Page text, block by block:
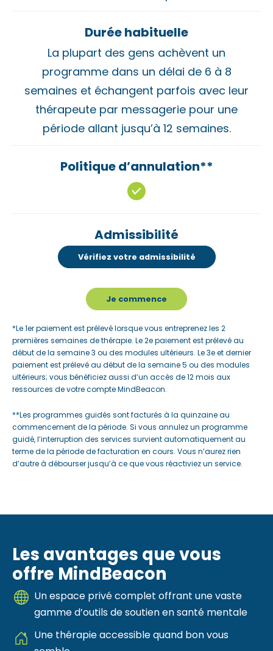
Durée habituelle
La plupart des gens achèvent un
programme dans un délai de 6 à 8
semaines et échangent parfois avec leur
thérapeute par messagerie pour une
période allant jusqu’à 12 semaines.
Politique d’annulation**
Admissibilité
Vérifiez votre admissibilité
Je commence
*Le 1er paiement est prélevé lorsque vous entreprenez les 2
premières semaines de thérapie. Le 2e paiement est prélevé au
début de la semaine 3 ou des modules ultérieurs. Le 3e et dernier
paiement est prélevé au début de la semaine 5 ou des modules
ultérieurs; vous bénéficiez aussi d’un accès de 12 mois aux
ressources de votre compte MindBeacon.
**Les programmes guidés sont facturés à la quinzaine au
commencement de la période. Si vous annulez un programme
guidé, l’interruption des services survient automatiquement au
terme de la période de facturation en cours. Vous n’aurez rien
d’autre à débourser jusqu’à ce que vous réactiviez un service.
Les avantages que vous
offre MindBeacon
Un espace privé complet offrant une vaste
gamme d’outils de soutien en santé mentale
Une thérapie accessible quand bon vous